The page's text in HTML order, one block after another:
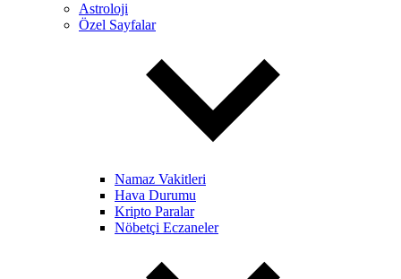
Astroloji
Özel Sayfalar
Namaz Vakitleri
Hava Durumu
Kripto Paralar
Nöbetçi Eczaneler